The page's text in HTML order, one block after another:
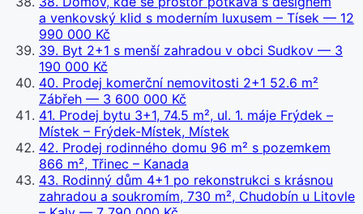
a venkovský klid s moderním luxusem – Tísek — 12
990 000 Kč
39. Byt 2+1 s menší zahradou v obci Sudkov — 3
190 000 Kč
40. Prodej komerční nemovitosti 2+1 52.6 m²
Zábřeh — 3 600 000 Kč
41. Prodej bytu 3+1, 74.5 m², ul. 1. máje Frýdek –
Místek – Frýdek-Místek, Místek
42. Prodej rodinného domu 96 m² s pozemkem
866 m², Třinec – Kanada
43. Rodinný dům 4+1 po rekonstrukci s krásnou
zahradou a soukromím, 730 m², Chudobín u Litovle